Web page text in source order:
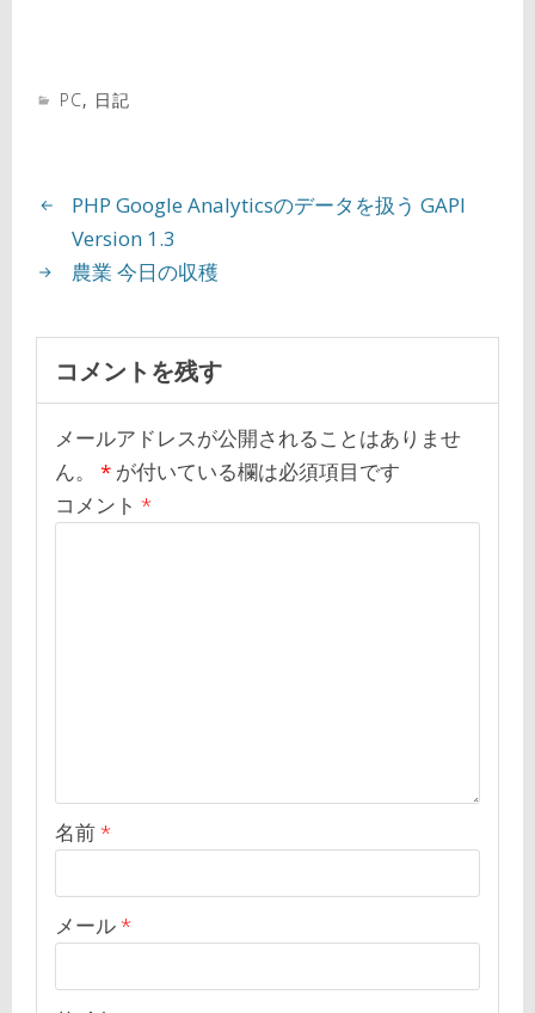
PC, 日記
PHP Google Analyticsのデータを扱う GAPI
Version 1.3
農業 今日の収穫
コメントを残す
メールアドレスが公開されることはありませ
ん。
* が付いている欄は必須項目です
コメント *
名前*
メール*